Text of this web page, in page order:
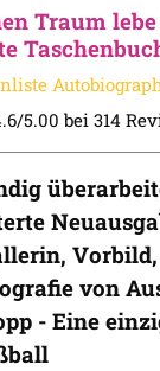
Traum
5.00 bei 314
Vorbild,
von
- Eine